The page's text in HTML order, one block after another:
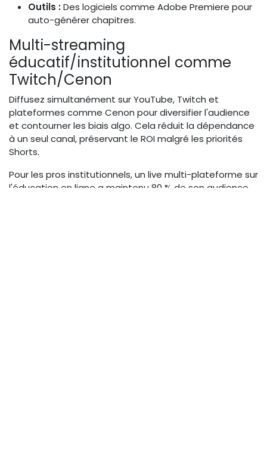
Outils :Des logiciels comme Adobe Premiere pour
auto-générer chapitres.
Multi-streaming
éducatif/institutionnel comme
Twitch/Cenon
Diffusez simultanément sur YouTube, Twitch et
plateformes comme Cenon pour diversifier l'audience
et contourner les biais algo. Cela réduit la dépendance
à un seul canal, préservant le ROI malgré les priorités
Shorts.
Pour les pros institutionnels, un live multi-plateforme sur
l'éducation en ligne a maintenu 80 % de son audience